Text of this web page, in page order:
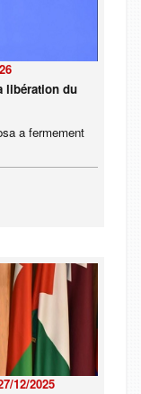
libération du
a fermement
12/2025